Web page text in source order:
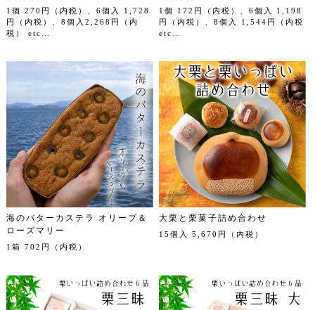
1個 270円（内税）、6個入 1,728
円（内税）、8個入2,268円（内
税） etc…
1個 172円（内税）、6個入 1,198
円（内税）、8個入 1,544円（内税
etc…
海のバターカステラ オリーブ＆
ローズマリー
1箱 702円（内税）
大栗と栗菓子詰め合わせ
15個入 5,670円（内税）